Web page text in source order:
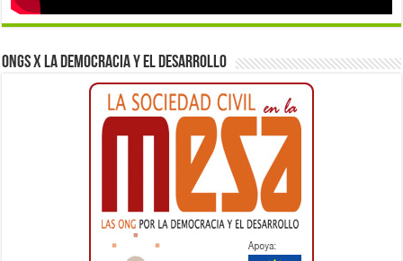
ONGs x la democracia y el desarrollo